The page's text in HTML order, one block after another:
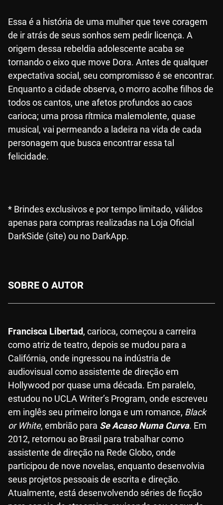
Essa é a história de uma mulher que teve coragem
de ir atrás de seus sonhos sem pedir licença. A
origem dessa rebeldia adolescente acaba se
tornando o eixo que move Dora. Antes de qualquer
expectativa social, seu compromisso é se encontrar.
Enquanto a cidade observa, o morro acolhe filhos de
todos os cantos, une afetos profundos ao caos
carioca; uma prosa rítmica malemolente, quase
musical, vai permeando a ladeira na vida de cada
personagem que busca encontrar essa tal
felicidade.
* Brindes exclusivos e por tempo limitado, válidos
apenas para compras realizadas na Loja Oficial
DarkSide (site) ou no DarkApp.
SOBRE O AUTOR
Francisca Libertad, carioca, começou a carreira
como atriz de teatro, depois se mudou para a
Califórnia, onde ingressou na indústria de
audiovisual como assistente de direção em
Hollywood por quase uma década. Em paralelo,
estudou no UCLA Writer’s Program, onde escreveu
em inglês seu primeiro longa e um romance, Black
or White, embrião para Se Acaso Numa Curva. Em
2012, retornou ao Brasil para trabalhar como
assistente de direção na Rede Globo, onde
participou de nove novelas, enquanto desenvolvia
seus projetos pessoais de escrita e direção.
Atualmente, está desenvolvendo séries de ficção